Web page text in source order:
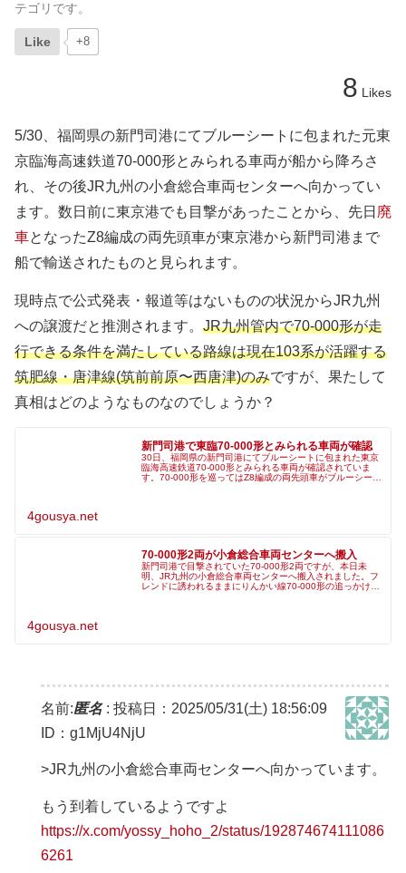
テゴリです。
Like +8
8 Likes
5/30、福岡県の新門司港にてブルーシートに包まれた元東
京臨海高速鉄道70-000形とみられる車両が船から降ろさ
れ、その後JR九州の小倉総合車両センターへ向かってい
ます。数日前に東京港でも目撃があったことから、先日 廃
車となったZ8編成の両先頭車が東京港から新門司港まで
船で輸送されたものと見られます。
現時点で公式発表・報道等はないものの状況からJR九州
への譲渡だと推測されます。 JR九州管内で70-000形が走
行できる条件を満たしている路線は現在103系が活躍する
筑肥線・唐津線(筑前前原〜西唐津)のみですが、果たして
真相はどのようなものなのでしょうか？
新門司港で東臨70-000形とみられる車両が確認
30日、福岡県の新門司港にてブルーシートに包まれた東京
臨海高速鉄道70-000形とみられる車両が確認されていま
す。70-000形を巡ってはZ8編成の両先頭車がブルーシート
4gousya.net
70-000形2両が小倉総合車両センターへ搬入
新門司港で目撃されていた70-000形2両ですが、本日未
明、JR九州の小倉総合車両センターへ搬入されました。フ
レンドに誘われるままにりんかい線70-000形の追っかけし
4gousya.net
名前:匿名: 投稿日：2025/05/31(土) 18:56:09
ID：g1MjU4NjU
>JR九州の小倉総合車両センターへ向かっています。
もう到着しているようですよ
https://x.com/yossy_hoho_2/status/192874674111086
6261